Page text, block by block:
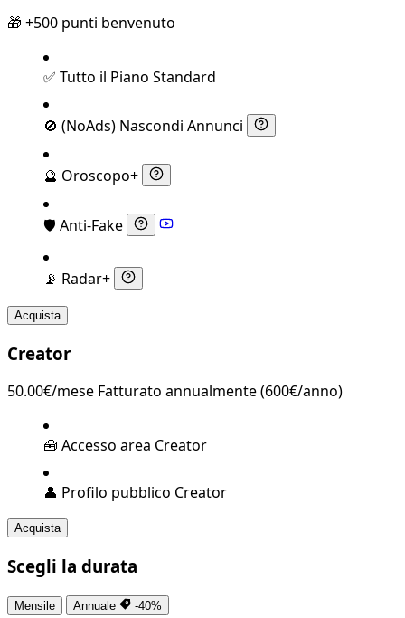
🎁 +500 punti benvenuto
✅ Tutto il Piano Standard
🚫 (NoAds) Nascondi Annunci
🔮 Oroscopo+
🛡️ Anti-Fake
📡 Radar+
Acquista
Creator
50.00€/mese Fatturato annualmente (600€/anno)
🧰 Accesso area Creator
👤 Profilo pubblico Creator
Acquista
Scegli la durata
Mensile Annuale -40%